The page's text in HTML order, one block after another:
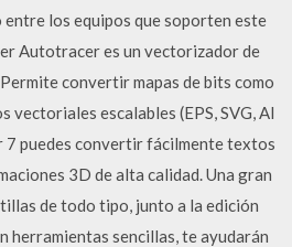
los equipos que soporten este
Autotracer es un vectorizador de
convertir mapas de bits como
vectoriales escalables (EPS, SVG, AI
7 puedes convertir fácilmente textos
3D de alta calidad. Una gran
de todo tipo, junto a la edición
herramientas sencillas, te ayudarán